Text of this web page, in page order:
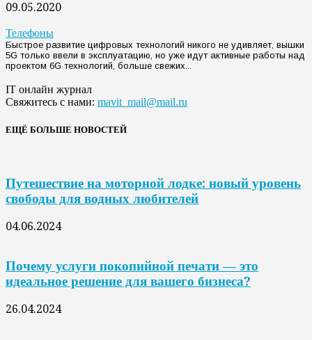
09.05.2020
Телефоны
Быстрое развитие цифровых технологий никого не удивляет, вышки
5G только ввели в эксплуатацию, но уже идут активные работы над
проектом 6G технологий, больше свежих...
IT онлайн журнал
Свяжитесь с нами: mavit_mail@mail.ru
ЕЩЁ БОЛЬШЕ НОВОСТЕЙ
Путешествие на моторной лодке: новый уровень
свободы для водных любителей
04.06.2024
Почему услуги покопийной печати — это
идеальное решение для вашего бизнеса?
26.04.2024